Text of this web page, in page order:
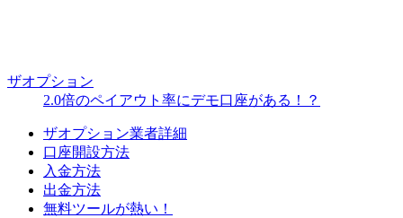
ザオプション
2.0倍のペイアウト率にデモ口座がある！？
ザオプション業者詳細
口座開設方法
入金方法
出金方法
無料ツールが熱い！